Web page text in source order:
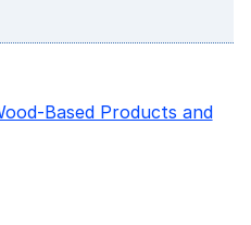
Based Products and